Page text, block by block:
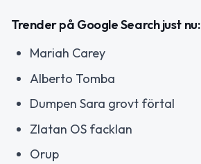
Trender på Google Search just nu:
Mariah Carey
Alberto Tomba
Dumpen Sara grovt förtal
Zlatan OS facklan
Orup